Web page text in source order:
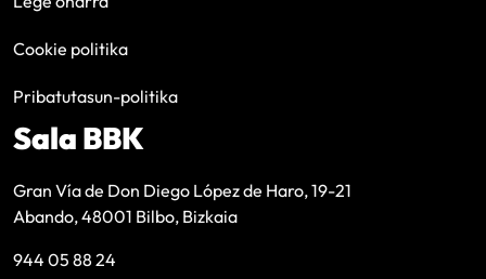
Cookie politika
Pribatutasun-politika
Sala BBK
Gran Vía de Don Diego López de Haro, 19-21
Abando, 48001 Bilbo, Bizkaia
944 05 88 24